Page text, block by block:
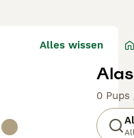
Alles wissen
0 Pups